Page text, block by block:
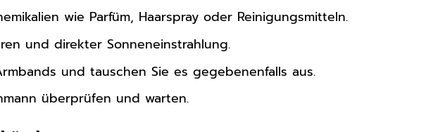
wie Parfüm, Haarspray oder Reinigungsmitteln.
und direkter Sonneneinstrahlung.
und tauschen Sie es gegebenenfalls aus.
überprüfen und warten.